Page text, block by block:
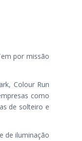
por missão
Colour Run
como
de solteiro e
de iluminação